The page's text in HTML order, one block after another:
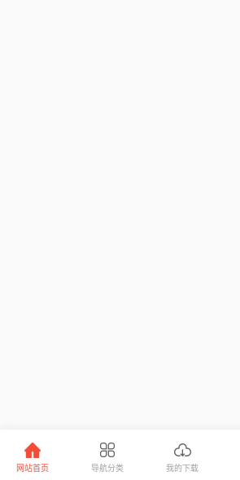
网站首页 导航分类 我的下载